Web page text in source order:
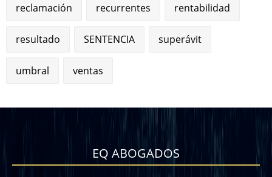
reclamación recurrentes rentabilidad
resultado SENTENCIA superávit
umbral ventas
EQ ABOGADOS